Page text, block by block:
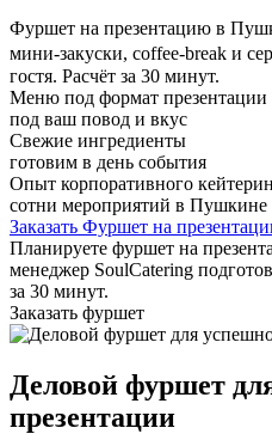
Фуршет на презентацию в
мини-закуски, coffee-break и
гостя. Расчёт за 30 минут.
Меню под формат презентации
под ваш повод и вкус
Свежие ингредиенты
готовим в день события
Опыт корпоративного
сотни мероприятий в Пушкине
Заказать Фуршет на
Планируете фуршет на
менеджер SoulCatering
за 30 минут.
Заказать фуршет
Деловой фуршет
презентации